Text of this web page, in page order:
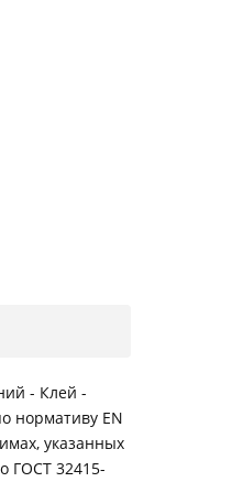
- Клей -
нормативу EN
указанных
ГОСТ 32415-